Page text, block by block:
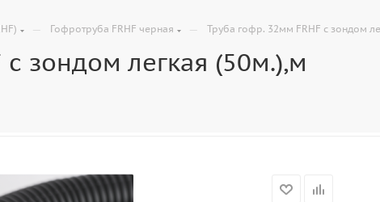
— Гофротруба FRHF черная — Труба гофр. 32мм FRHF с зондом
зондом легкая (50м.),м